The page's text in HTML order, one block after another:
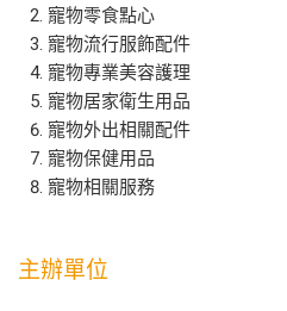
寵物零食點心
寵物流行服飾配件
寵物專業美容護理
寵物居家衛生用品
寵物外出相關配件
寵物保健用品
寵物相關服務
主辦單位